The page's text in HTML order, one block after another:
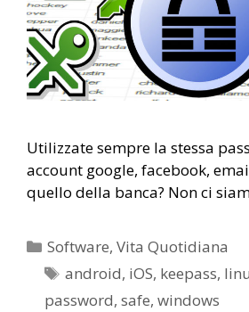
Utilizzate sempre la stessa
account google, facebook,
quello della banca? Non ci
Categorie
Software,Vita Quotidiana
Tag
android, iOS, keepass,
password, safe, windows